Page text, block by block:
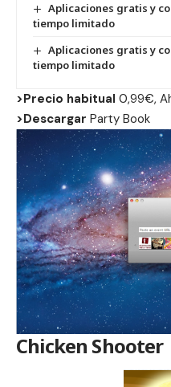
Aplicaciones gratis y
tiempo limitado
Aplicaciones gratis y
tiempo limitado
>Precio habitual 0,99€,
>Descargar Party Book
Chicken Shooter